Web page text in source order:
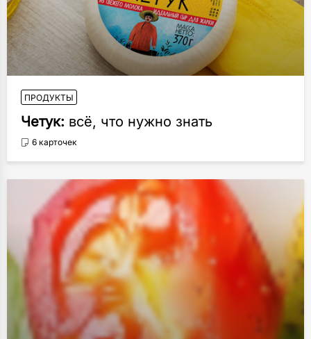
ПРОДУКТЫ
Четук: всё, что нужно знать
6 карточек